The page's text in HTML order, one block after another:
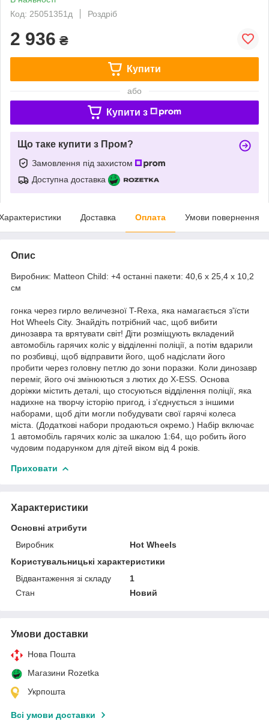
Код: 25051351д
Роздріб
2 936 ₴
Купити
або
Купити з
Що таке купити з Пром?
Замовлення під захистом
Доступна доставка
Доставка Оплата Умови повернення
Опис
Виробник: Matteon Child: +4 останні пакети: 40,6 x 25,4 х 10,2
см
гонка через гирло величезної T-Rexa, яка намагається з'їсти
Hot Wheels City. Знайдіть потрібний час, щоб вибити
динозавра та врятувати світ! Діти розміщують вкладений
автомобіль гарячих коліс у відділенні поліції, а потім вдарили
по розбивці, щоб відправити його, щоб надіслати його
пробити через головну петлю до зони поразки. Коли динозавр
переміг, його очі змінюються з лютих до X-ESS. Основа
доріжки містить деталі, що стосуються відділення поліції, яка
надихне на творчу історію пригод, і з'єднується з іншими
наборами, щоб діти могли побудувати свої гарячі колеса
міста. (Додаткові набори продаються окремо.) Набір включає
1 автомобіль гарячих коліс за шкалою 1:64, що робить його
чудовим подарунком для дітей віком від 4 років.
Приховати
Характеристики
Основні атрибути
Виробник
Hot Wheels
Користувальницькі характеристики
Відвантаження зі складу
1
Стан
Новий
Умови доставки
Нова Пошта
Магазини Rozetka
Укрпошта
Всі умови доставки